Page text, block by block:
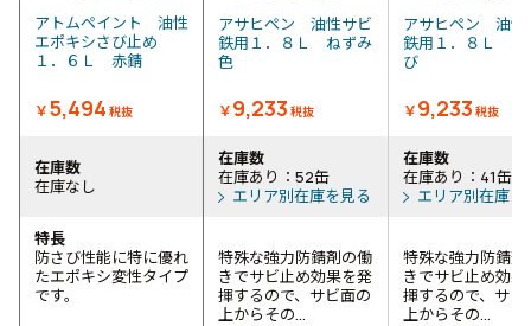
アトムペイント 油性
エポキシさび止め
１．６Ｌ 赤錆
￥5,494 税抜
アサヒペン 油性サビ
鉄用１．８Ｌ ねずみ
色
￥9,233 税抜
アサヒペン 油性
鉄用１．８Ｌ 赤
び
￥9,233 税抜
在庫数
在庫なし
在庫数
在庫あり：52缶
エリア別在庫を見る
在庫数
在庫あり：41缶
エリア別在庫を
特長
防さび性能に特に優れ
たエポキシ変性タイプ
です。
特殊な強力防錆剤の働
きでサビ止め効果を発
揮するので、サビ面の
上からその...
特殊な強力防錆剤
きでサビ止め効果
揮するので、サビ
上からその...